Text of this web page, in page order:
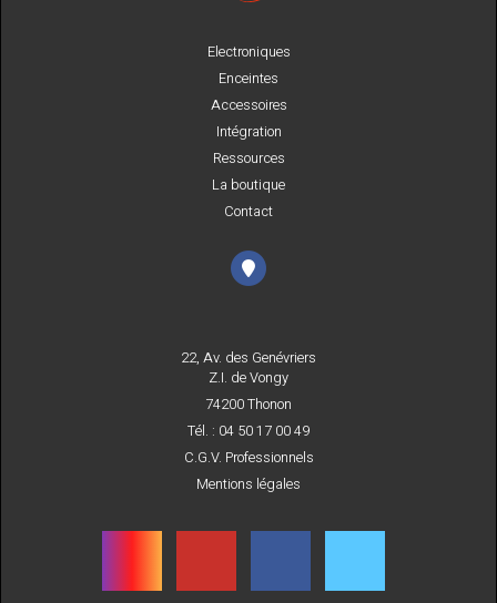
Electroniques
Enceintes
Accessoires
Intégration
Ressources
La boutique
Contact
22, Av. des Genévriers
Z.I. de Vongy
74200 Thonon
Tél. : 04 50 17 00 49
C.G.V. Professionnels
Mentions légales